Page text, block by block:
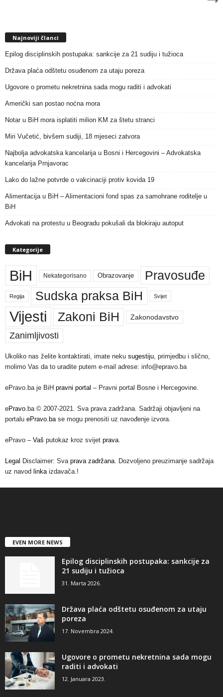
Najnoviji članci
Epilog disciplinskih postupaka: sankcije za 21 sudiju i tužioca
Država plaća odštetu osuđenom za utaju poreza
Ugovore o prometu nekretnina sada mogu raditi i advokati
Američki san postao noćna mora
Notar u BiH mora isplatiti milion KM za štetu stranci
Miri Vučetić, bivšem sudiji, 18 mjeseci zatvora
Najbolja advokatska kancelarija u Bosni i Hercegovini – Advokatska
kancelarija Prnjavorac
Lako do lažne potvrde o vakcinaciji protiv kovida 19
Alimentacija u BiH – Alimentacioni fond spas za samohrane roditelje u
BiH
Advokati na protestu u Beogradu pokušali da blokiraju autoput
Kategorije
BiH Nekategorisano Obrazovanje Pravosuđe
Regija Sudska praksa BiH Svijet
Vijesti Zakoni BiH Zakonodavstvo
Zanimljivosti
Ukoliko nas želite kontaktirati, imate neku sugestiju, primjedbu i slično,
molimo Vas da to uradite putem e-mail adrese: info@epravo.ba
ePravo.ba je BiH pravni portal – Pravni portal Bosne i Hercegovine.
ePravo.ba © 2007-2021. Sva prava zadržana. Sadržaji objavljeni na
portalu ePravo.base mogu prenositi uz navođenje izvora.
ePravo – Vaš putokaz kroz svijet prava.
Legal Disclaimer: Sva prava zadržana. Dozvoljeno preuzimanje sadržaja
uz navod linkaizdavača.!
EVEN MORE NEWS
Epilog disciplinskih postupaka: sankcije za
21 sudiju i tužioca
31. Marta 2026.
Država plaća odštetu osuđenom za utaju
poreza
17. Novembra 2024.
Ugovore o prometu nekretnina sada mogu
raditi i advokati
12. Januara 2023.